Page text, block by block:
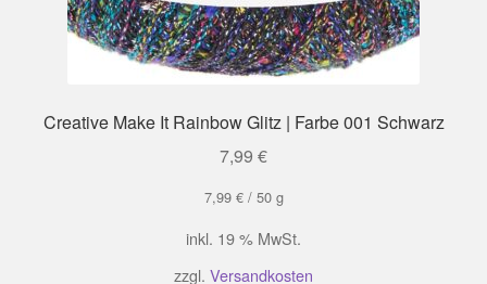
Creative Make It Rainbow Glitz | Farbe 001 Schwarz
7,99 €
7,99 €/ 50 g
inkl. 19 % MwSt.
zzgl. Versandkosten